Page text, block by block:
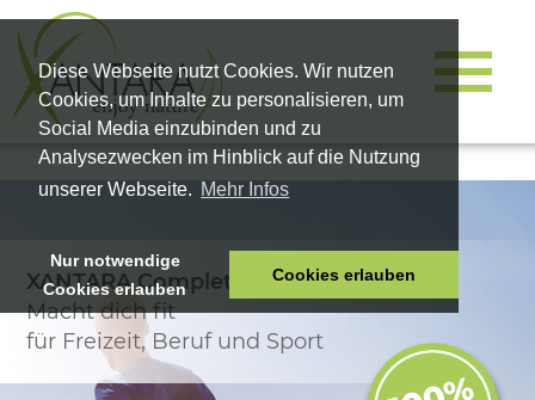
Diese Webseite nutzt Cookies. Wir nutzen
Cookies, um Inhalte zu personalisieren, um
Social Media einzubinden und zu
Analysezwecken im Hinblick auf die Nutzung
unserer Webseite. Mehr Infos
Nur notwendige
Cookies erlauben
Cookies erlauben
HOME
TIERNAHRUNG
VITALPRODUKTE
XANTARA Complete
Macht dich fit
für Freizeit, Beruf und Sport